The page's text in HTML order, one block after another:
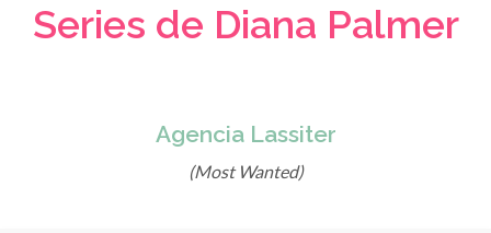
Series de Diana Palmer
Agencia Lassiter
(Most Wanted)